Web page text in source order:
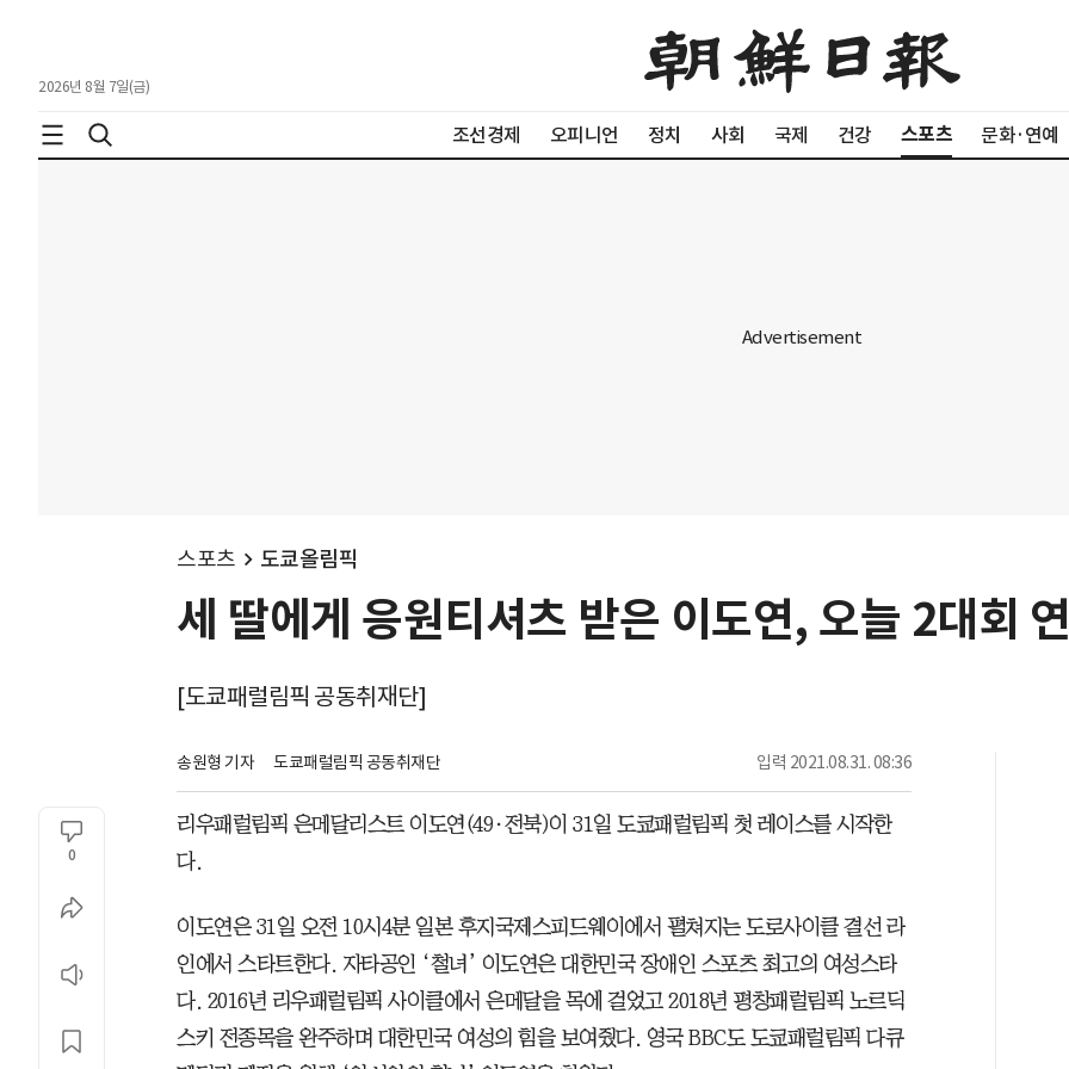
2026년 8월 7일(금)
조선경제 오피니언 정치 사회 국제 건강 스포츠 문화·연예
스포츠 도쿄올림픽
세 딸에게 응원티셔츠 받은 이도연, 오늘 2대회
[도쿄패럴림픽 공동취재단]
송원형 기자 도쿄패럴림픽 공동취재단 입력 2021.08.31. 08:36
0
리우패럴림픽 은메달리스트 이도연(49·전북)이 31일 도쿄패럴림픽 첫 레이스를 시작한
다.
이도연은 31일 오전 10시4분 일본 후지국제스피드웨이에서 펼쳐지는 도로사이클 결선 라
인에서 스타트한다. 자타공인 ‘철녀’ 이도연은 대한민국 장애인 스포츠 최고의 여성스타
다. 2016년 리우패럴림픽 사이클에서 은메달을 목에 걸었고 2018년 평창패럴림픽 노르딕
스키 전종목을 완주하며 대한민국 여성의 힘을 보여줬다. 영국 BBC도 도쿄패럴림픽 다큐